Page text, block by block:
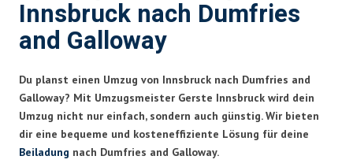
Innsbruck nach Dumfries
and Galloway
Du planst einen Umzug von Innsbruck nach Dumfries and
Galloway? Mit Umzugsmeister Gerste Innsbruck wird dein
Umzug nicht nur einfach, sondern auch günstig. Wir bieten
dir eine bequeme und kosteneffiziente Lösung für deine
Beiladung nach Dumfries and Galloway.